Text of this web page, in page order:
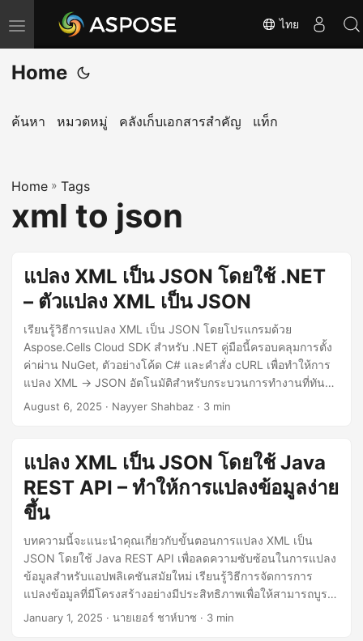
T
o
g
l
a
v
i
ไทย
Home
ค้นหา หมวดหมู่ คลังเก็บเอกสารสำคัญ แท็ก
Home » Tags
xml to json
แปลง XML เป็น JSON โดยใช้ .NET
– ตัวแปลง XML เป็น JSON
เรียนรู้วิธีการแปลง XML เป็น JSON โดยโปรแกรมด้วย
Aspose.Cells Cloud SDK สำหรับ .NET คู่มือนี้ครอบคลุมการตั้ง
ค่าผ่าน NuGet, ตัวอย่างโค้ด C# และคำสั่ง cURL เพื่อทำให้การ
แปลง XML → JSON อัตโนมัติสำหรับกระบวนการทำงานที่ทัน
สมัยและขับเคลื่อนด้วย API.
August 6, 2025 · Nayyer Shahbaz · 3 min
แปลง XML เป็น JSON โดยใช้ Java
REST API – ทำให้การแปลงข้อมูลง่าย
ขึ้น
บทความนี้จะแนะนำคุณเกี่ยวกับขั้นตอนการแปลง XML เป็น
JSON โดยใช้ Java REST API เพื่อลดความซับซ้อนในการแปลง
ข้อมูลสำหรับแอปพลิเคชันสมัยใหม่ เรียนรู้วิธีการจัดการการ
แปลงข้อมูลที่มีโครงสร้างอย่างมีประสิทธิภาพเพื่อให้สามารถบูรณ
าการได้อย่างราบรื่น เพิ่มความสามารถในการทำงานร่วมกัน และ
January 1, 2025 · นายเยอร์ ชาห์บาซ · 3 min